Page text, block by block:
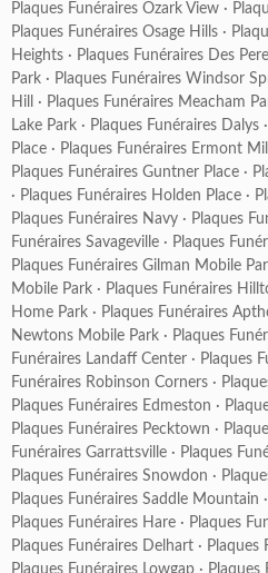
Plaques Funéraires Ozark View ·
Plaques Funéraires Osage Hills ·
Heights · Plaques Funéraires Des
Park · Plaques Funéraires Windsor
Hill
· Plaques Funéraires Meacham
Lake Park · Plaques Funéraires Dalys ·
Place · Plaques Funéraires Ermont Mill
Plaques Funéraires Guntner Place ·
· Plaques Funéraires Holden Place ·
Plaques Funéraires Navy · Plaques
Funéraires Savageville · Plaques
Plaques Funéraires Gilman Mobile
Mobile Park · Plaques Funéraires
Home Park · Plaques Funéraires
Newtons Mobile Park · Plaques
Funéraires Landaff Center · Plaques
Funéraires Robinson Corners ·
Plaques Funéraires Edmeston ·
Plaques Funéraires Pecktown ·
Funéraires Garrattsville · Plaques
Plaques Funéraires Snowdon ·
Plaques Funéraires Saddle Mountain ·
Plaques Funéraires Hare · Plaques
Plaques Funéraires Delhart · Plaques
Plaques Funéraires Lowgap · Plaques